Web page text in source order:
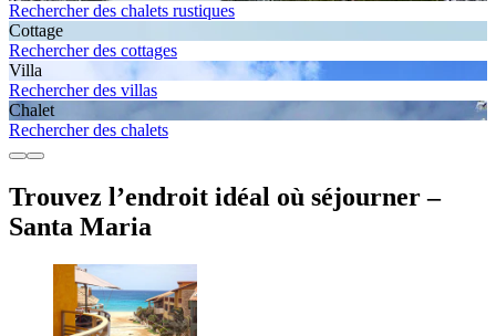
Rechercher des chalets rustiques
Cottage
Rechercher des cottages
Villa
Rechercher des villas
Chalet
Rechercher des chalets
Trouvez l’endroit idéal où séjourner –
Santa Maria